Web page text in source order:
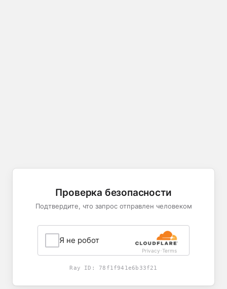
Проверка безопасности
Подтвердите, что запрос отправлен человеком
Я не робот
Privacy-Terms
Ray ID:78f1f941e6b33f21